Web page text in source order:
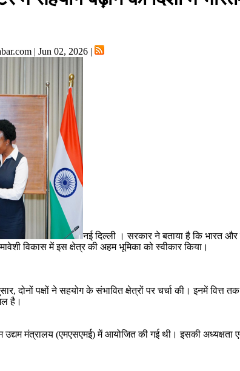
| Jun 02, 2026 |
नई दिल्ली । सरकार ने बताया है कि भारत
विकास में इस क्षेत्र की अहम भूमिका को स्वीकार किया।
दोनों पक्षों ने सहयोग के संभावित क्षेत्रों पर चर्चा की। इनमें
है।
मंत्रालय (एमएसएमई) में आयोजित की गई थी। इसकी अध्यक्षता